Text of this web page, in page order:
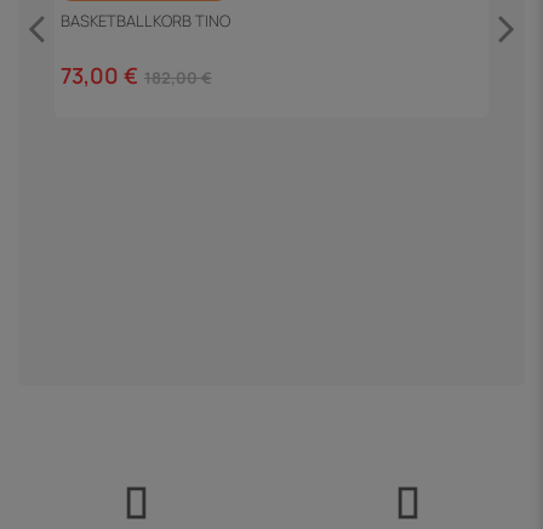
BASKETBALLKORB TINO
73,00 € 182,00 €